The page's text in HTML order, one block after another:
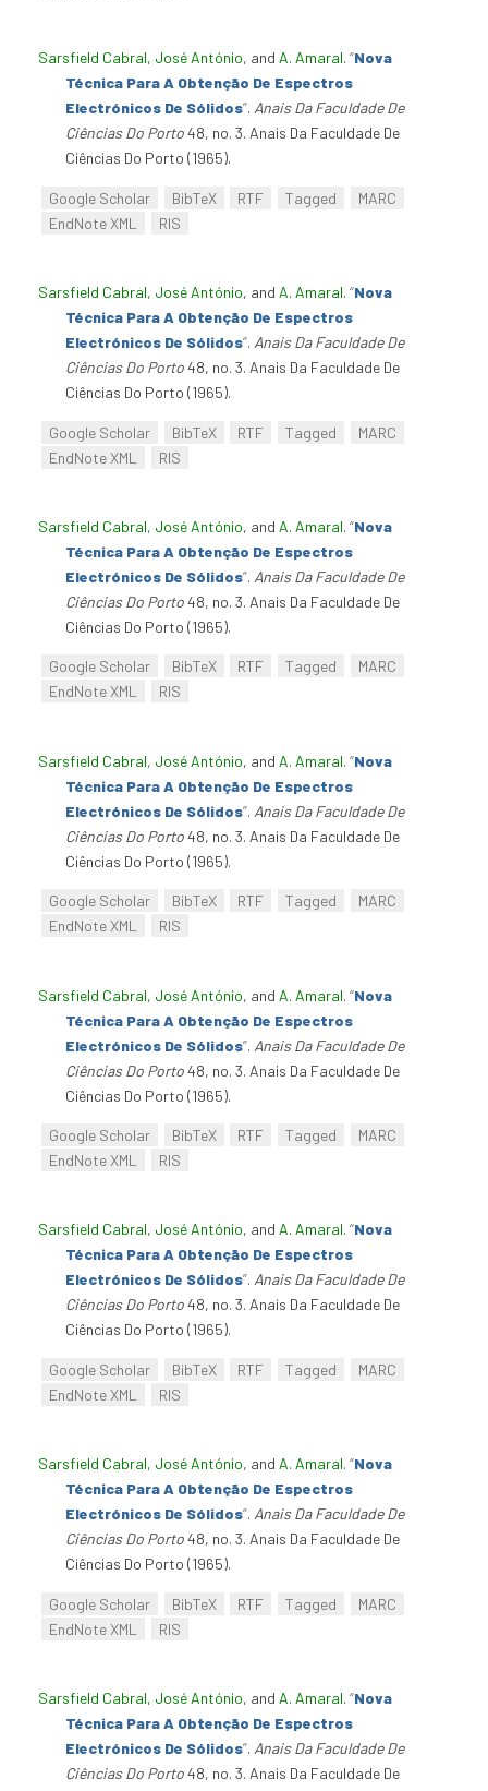
Sarsfield Cabral, José António, and A. Amaral. “Nova
Técnica Para A Obtenção De Espectros
Electrónicos De Sólidos”. Anais Da Faculdade De
Ciências Do Porto48, no. 3. Anais Da Faculdade De
Ciências Do Porto (1965).
Google Scholar BibTeX RTF Tagged
MARC
EndNote XML
RIS
Sarsfield Cabral, José António, and A. Amaral. “Nova
Técnica Para A Obtenção De Espectros
Electrónicos De Sólidos”. Anais Da Faculdade De
Ciências Do Porto48, no. 3. Anais Da Faculdade De
Ciências Do Porto (1965).
Google Scholar BibTeX RTF Tagged
MARC
EndNote XML
RIS
Sarsfield Cabral, José António, and A. Amaral. “Nova
Técnica Para A Obtenção De Espectros
Electrónicos De Sólidos”. Anais Da Faculdade De
Ciências Do Porto48, no. 3. Anais Da Faculdade De
Ciências Do Porto (1965).
Google Scholar BibTeX RTF Tagged
MARC
EndNote XML
RIS
Sarsfield Cabral, José António, and A. Amaral. “Nova
Técnica Para A Obtenção De Espectros
Electrónicos De Sólidos”. Anais Da Faculdade De
Ciências Do Porto48, no. 3. Anais Da Faculdade De
Ciências Do Porto (1965).
Google Scholar BibTeX RTF Tagged
MARC
EndNote XML
RIS
Sarsfield Cabral, José António, and A. Amaral. “Nova
Técnica Para A Obtenção De Espectros
Electrónicos De Sólidos”. Anais Da Faculdade De
Ciências Do Porto48, no. 3. Anais Da Faculdade De
Ciências Do Porto (1965).
Google Scholar BibTeX RTF Tagged
MARC
EndNote XML
RIS
Sarsfield Cabral, José António, and A. Amaral. “Nova
Técnica Para A Obtenção De Espectros
Electrónicos De Sólidos”. Anais Da Faculdade De
Ciências Do Porto48, no. 3. Anais Da Faculdade De
Ciências Do Porto (1965).
Google Scholar BibTeX RTF Tagged
MARC
EndNote XML
RIS
Sarsfield Cabral, José António, and A. Amaral. “Nova
Técnica Para A Obtenção De Espectros
Electrónicos De Sólidos”. Anais Da Faculdade De
Ciências Do Porto48, no. 3. Anais Da Faculdade De
Ciências Do Porto (1965).
Google Scholar BibTeX RTF Tagged
MARC
EndNote XML
RIS
Sarsfield Cabral, José António, and A. Amaral. “Nova
Técnica Para A Obtenção De Espectros
Electrónicos De Sólidos”. Anais Da Faculdade De
Ciências Do Porto48, no. 3. Anais Da Faculdade De